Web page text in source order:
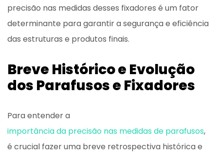
precisão nas medidas desses fixadores é um fator
determinante para garantir a segurança e eficiência
das estruturas e produtos finais.
Breve Histórico e Evolução
dos Parafusos e Fixadores
Para entender a
importância da precisão nas medidas de parafusos,
é crucial fazer uma breve retrospectiva histórica e